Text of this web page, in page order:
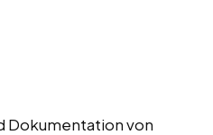
Dokumentation von